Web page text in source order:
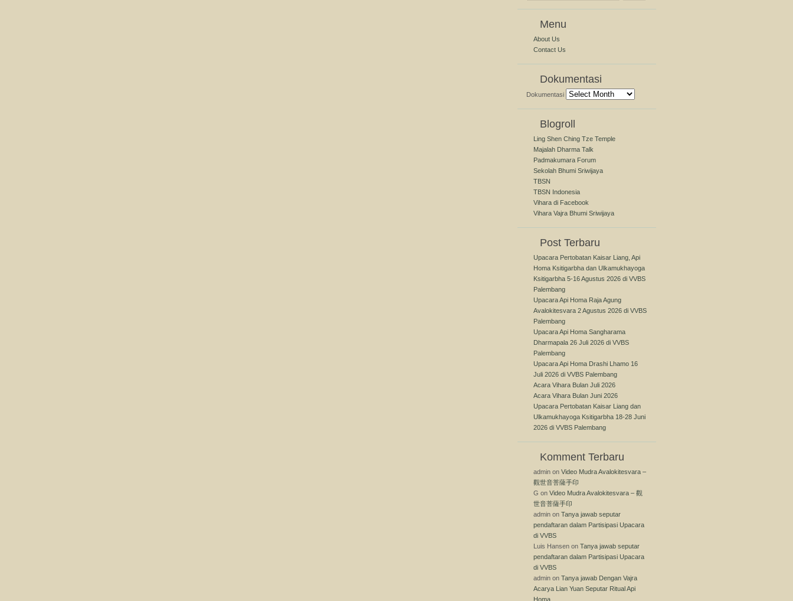
Menu
About Us
Contact Us
Dokumentasi
Dokumentasi
Blogroll
Ling Shen Ching Tze Temple
Majalah Dharma Talk
Padmakumara Forum
Sekolah Bhumi Sriwijaya
TBSN
TBSN Indonesia
Vihara di Facebook
Vihara Vajra Bhumi Sriwijaya
Post Terbaru
Upacara Pertobatan Kaisar Liang, Api
Homa Ksitigarbha dan Ulkamukhayoga
Ksitigarbha 5-16 Agustus 2026 di VVBS
Palembang
Upacara Api Homa Raja Agung
Avalokitesvara 2 Agustus 2026 di VVBS
Palembang
Upacara Api Homa Sangharama
Dharmapala 26 Juli 2026 di VVBS
Palembang
Upacara Api Homa Drashi Lhamo 16
Juli 2026 di VVBS Palembang
Acara Vihara Bulan Juli 2026
Acara Vihara Bulan Juni 2026
Upacara Pertobatan Kaisar Liang dan
Ulkamukhayoga Ksitigarbha 18-28 Juni
2026 di VVBS Palembang
Komment Terbaru
admin on Video Mudra Avalokitesvara –
觀世音菩薩手印
G on Video Mudra Avalokitesvara – 觀
世音菩薩手印
admin on Tanya jawab seputar
pendaftaran dalam Partisipasi Upacara
di VVBS
Luis Hansen on Tanya jawab seputar
pendaftaran dalam Partisipasi Upacara
di VVBS
admin on Tanya jawab Dengan Vajra
Acarya Lian Yuan Seputar Ritual Api
Homa